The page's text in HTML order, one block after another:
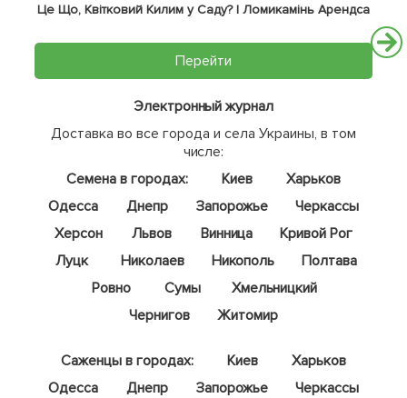
Це Що, Квітковий Килим у Саду? | Ломикамінь Арендса
Перейти
Электронный журнал
Доставка во все города и села Украины, в том
числе:
Семена в городах:
Киев
Харьков
Одесса
Днепр Запорожье
Черкассы
Херсон
Львов Винница
Кривой Рог
Луцк
Николаев Никополь
Полтава
Ровно
Сумы
Хмельницкий
Чернигов
Житомир
Саженцы в городах: Киев
Харьков
Одесса
Днепр Запорожье
Черкассы